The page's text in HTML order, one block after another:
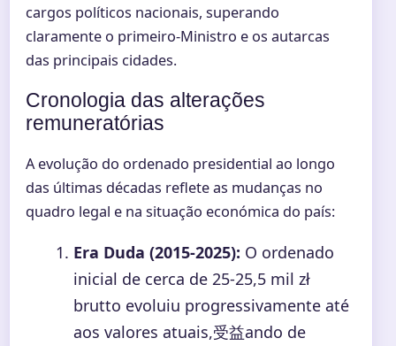
cargos políticos nacionais, superando
claramente o primeiro-Ministro e os autarcas
das principais cidades.
Cronologia das alterações
remuneratórias
A evolução do ordenado presidential ao longo
das últimas décadas reflete as mudanças no
quadro legal e na situação económica do país:
Era Duda (2015-2025): O ordenado
inicial de cerca de 25-25,5 mil zł
brutto evoluiu progressivamente até
aos valores atuais,受益ando de